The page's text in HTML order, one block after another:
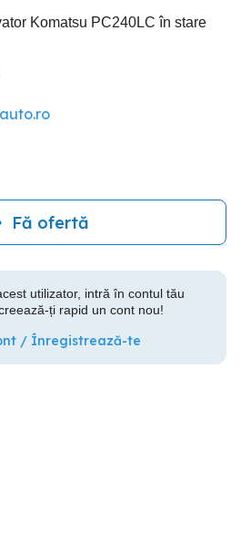
Komatsu PC240LC în stare
Fă ofertă
utilizator, intră în contul tău
ți rapid un cont nou!
/ Înregistrează-te